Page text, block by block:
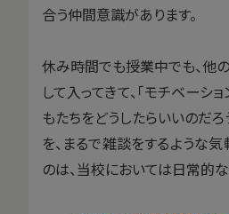
合う仲間意識があります。
休み時間でも授業中でも、他
して入ってきて、「モチベーシ
もたちをどうしたらいいのだろ
を、まるで雑談をするような
のは、当校においては日常的な